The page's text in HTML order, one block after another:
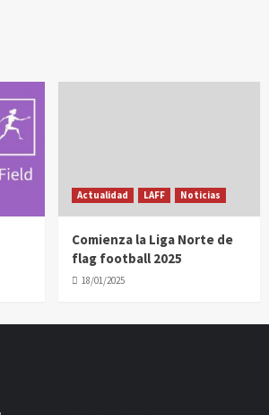
Actualidad LAFF Noticias
Comienza la Liga Norte de
flag football 2025
18/01/2025